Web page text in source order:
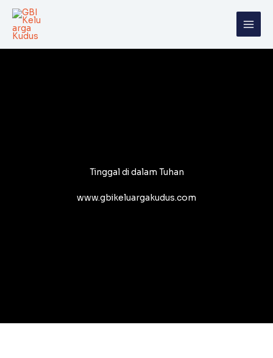
Skip
content
Tinggal di dalam Tuhan
www.gbikeluargakudus.com